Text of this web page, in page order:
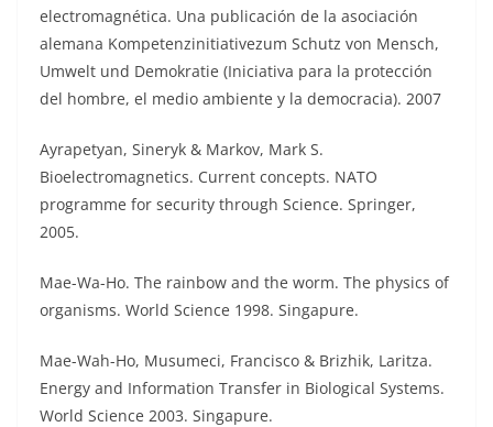
electromagnética. Una publicación de la asociación
alemana Kompetenzinitiativezum Schutz von Mensch,
Umwelt und Demokratie (Iniciativa para la protección
del hombre, el medio ambiente y la democracia). 2007
Ayrapetyan, Sineryk & Markov, Mark S.
Bioelectromagnetics. Current concepts. NATO
programme for security through Science. Springer,
2005.
Mae-Wa-Ho. The rainbow and the worm. The physics of
organisms. World Science 1998. Singapure.
Mae-Wah-Ho, Musumeci, Francisco & Brizhik, Laritza.
Energy and Information Transfer in Biological Systems.
World Science 2003. Singapure.